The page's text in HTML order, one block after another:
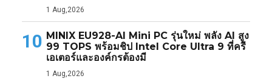
1 Aug,2026
10 MINIX EU928-AI Mini PC รุ่นใหม่ พลัง AI สูง
99 TOPS พร้อมชิป Intel Core Ultra 9 ที่ครี
เอเตอร์และองค์กรต้องมี
1 Aug,2026